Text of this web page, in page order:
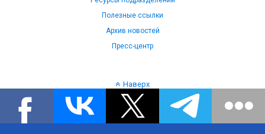
Полезные ссылки
Архив новостей
Пресс-центр
Наверх